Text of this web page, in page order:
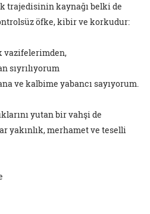
trajedisinin kaynağı belki de
öfke, kibir ve korkudur:
vazifelerimden,
sıyrılıyorum
ve kalbime yabancı sayıyorum.
yutan bir vahşi de
yakınlık, merhamet ve teselli